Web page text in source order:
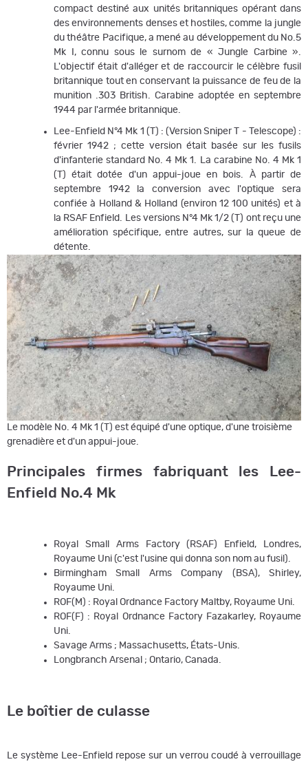
compact destiné aux unités britanniques opérant dans
des environnements denses et hostiles, comme la jungle
du théâtre Pacifique, a mené au développement du No.5
Mk I, connu sous le surnom de « Jungle Carbine ».
L'objectif était d'alléger et de raccourcir le célèbre fusil
britannique tout en conservant la puissance de feu de la
munition .303 British. Carabine adoptée en septembre
1944 par l'armée britannique.
Lee-Enfield N°4 Mk 1 (T) : (Version Sniper T - Telescope) :
février 1942 ; cette version était basée sur les fusils
d'infanterie standard No. 4 Mk 1. La carabine No. 4 Mk 1
(T) était dotée d'un appui-joue en bois. À partir de
septembre 1942 la conversion avec l'optique sera
confiée à Holland & Holland (environ 12 100 unités) et à
la RSAF Enfield. Les versions N°4 Mk 1/2 (T) ont reçu une
amélioration spécifique, entre autres, sur la queue de
détente.
Le modèle No. 4 Mk 1 (T) est équipé d'une optique, d'une troisième
grenadière et d'un appui-joue.
Principales firmes fabriquant les Lee-
Enfield No.4 Mk
Royal Small Arms Factory (RSAF) Enfield, Londres,
Royaume Uni (c'est l'usine qui donna son nom au fusil).
Birmingham Small Arms Company (BSA), Shirley,
Royaume Uni.
ROF(M) : Royal Ordnance Factory Maltby, Royaume Uni.
ROF(F) : Royal Ordnance Factory Fazakarley, Royaume
Uni.
Savage Arms ; Massachusetts, États-Unis.
Longbranch Arsenal ; Ontario, Canada.
Le boîtier de culasse
Le système Lee-Enfield repose sur un verrou coudé à verrouillage